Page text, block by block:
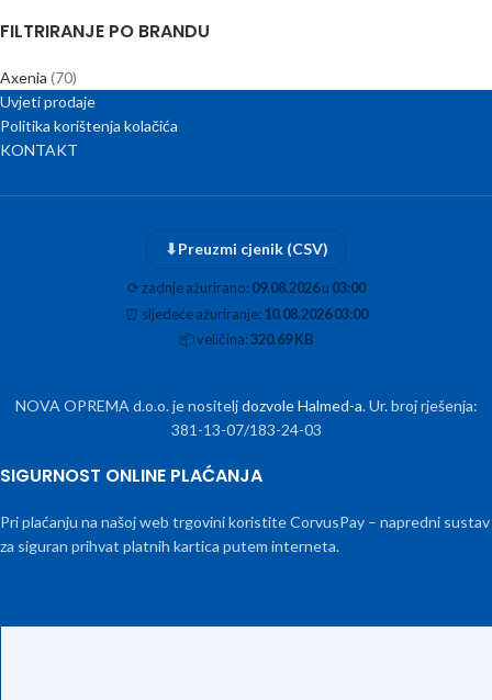
FILTRIRANJE PO BRANDU
Axenia (70)
Uvjeti prodaje
Politika korištenja kolačića
KONTAKT
⬇Preuzmi cjenik (CSV)
⟳zadnje ažurirano:09.08.2026u 03:00
⏰ sljedeće ažuriranje:10.08.2026 03:00
📦veličina:320.69 KB
NOVA OPREMA d.o.o. je nositeljdozvole Halmed-a. Ur. broj rješenja:
381-13-07/183-24-03
SIGURNOST ONLINE PLAĆANJA
Pri plaćanju na našoj web trgovini koristite CorvusPay – napredni sustav
za siguran prihvat platnih kartica putem interneta.